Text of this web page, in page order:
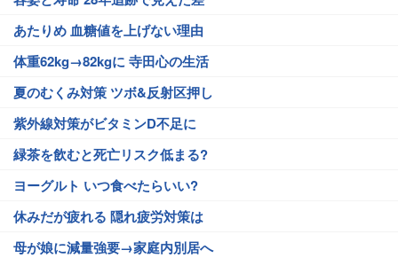
あたりめ 血糖値を上げない理由
体重62kg→82kgに 寺田心の生活
夏のむくみ対策 ツボ&反射区押し
紫外線対策がビタミンD不足に
緑茶を飲むと死亡リスク低まる?
ヨーグルト いつ食べたらいい?
休みだが疲れる 隠れ疲労対策は
母が娘に減量強要→家庭内別居へ